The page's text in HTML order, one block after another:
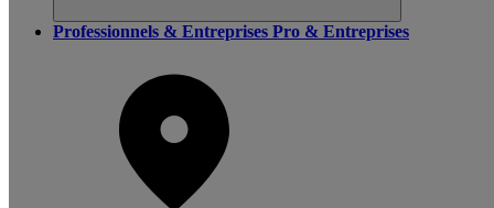
Professionnels & Entreprises Pro & Entreprises